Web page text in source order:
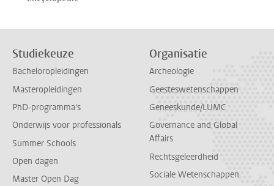
Studiekeuze
Bacheloropleidingen
Masteropleidingen
PhD-programma's
Onderwijs voor professionals
Summer Schools
Open dagen
Master Open Dag
Organisatie
Archeologie
Geesteswetenschappen
Geneeskunde/LUMC
Governance and Global
Affairs
Rechtsgeleerdheid
Sociale Wetenschappen